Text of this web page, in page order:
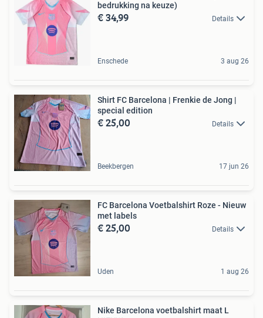
bedrukking na keuze)
€ 34,99 Details
Enschede 3 aug 26
Shirt FC Barcelona | Frenkie de Jong |
special edition
€ 25,00 Details
Beekbergen 17 jun 26
FC Barcelona Voetbalshirt Roze - Nieuw
met labels
€ 25,00 Details
Uden 1 aug 26
Nike Barcelona voetbalshirt maat L